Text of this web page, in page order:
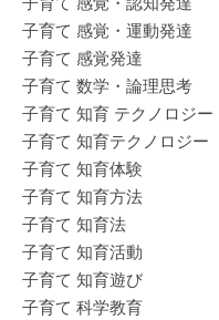
子育て 感覚・運動発達
子育て 感覚発達
子育て 数学・論理思考
子育て 知育 テクノロジー
子育て 知育テクノロジー
子育て 知育体験
子育て 知育方法
子育て 知育法
子育て 知育活動
子育て 知育遊び
子育て 科学教育